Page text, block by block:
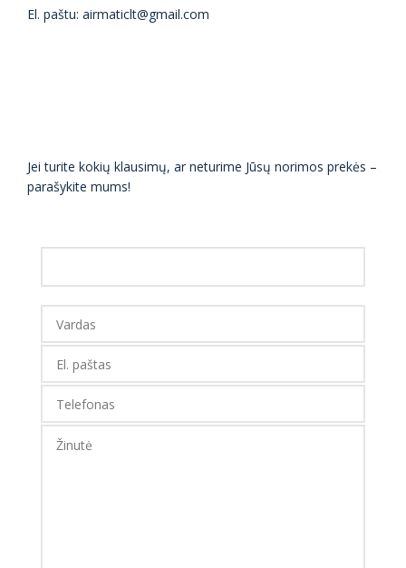
El. paštu: airmaticlt@gmail.com
Jei turite kokių klausimų, ar neturime Jūsų norimos prekės –
parašykite mums!